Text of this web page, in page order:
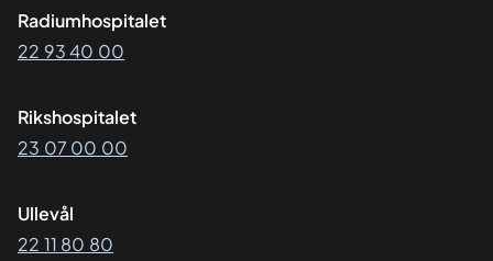
Radiumhospitalet
22 93 40 00
Rikshospitalet
23 07 00 00
Ullevål
22 11 80 80